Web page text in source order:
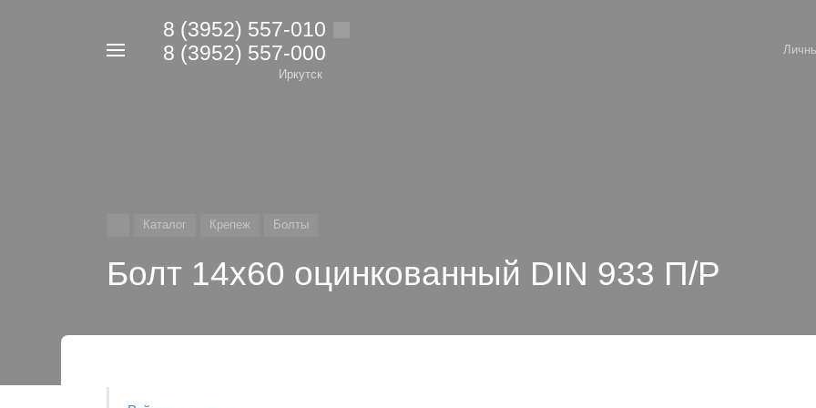
8 (3952) 557-010
8 (3952) 557-000
Иркутск
Каталог Крепеж Болты
Болт 14х60 оцинкованный DIN 933 П/Р